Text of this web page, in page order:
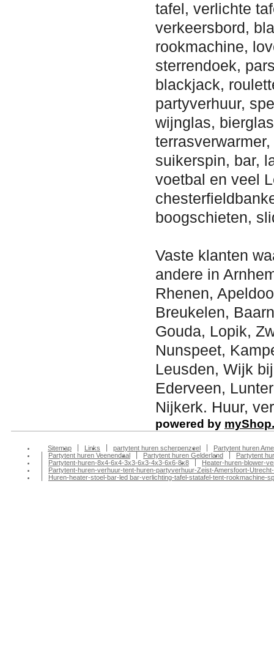
tafel, verlichte
verkeersbord,
rookmachine,
sterrendoek,
blackjack,
partyverhuur,
wijnglas,
suikerspin, bar,
voetbal en veel
boogschieten,
Vaste klanten
andere in
Rhenen,
Breukelen,
Gouda, Lopik,
Nunspeet,
Leusden, Wijk
Ederveen,
Nijkerk. Huur, ver
powered by
Sitemap Links partytent huren scherpenzeel
Partytent huren
Partytent huren Veenendaal
Partytent huren Gelderland
Partytent
Partytent-huren-8x4-6x4-3x3-6x3-4x3-6x6-8x8
Heater-huren-blower-
Partytent-huren-verhuur-tent-huren-partyverhuur-Zeist-Amersfoort-
Huren-heater-stoel-bar-led bar-verlichting-tafel-statafel-tent-